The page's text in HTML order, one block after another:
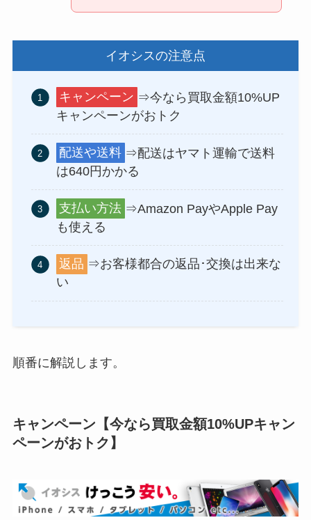
イオシスの注意点
キャンペーン ⇒今なら買取金額10%UP
キャンペーンがおトク
配送や送料 ⇒配送はヤマト運輸で送料
は640円かかる
支払い方法 ⇒Amazon PayやApple Pay
も使える
返品 ⇒お客様都合の返品･交換は出来な
い
順番に解説します。
キャンペーン【今なら買取金額10%UPキャン
ペーンがおトク】